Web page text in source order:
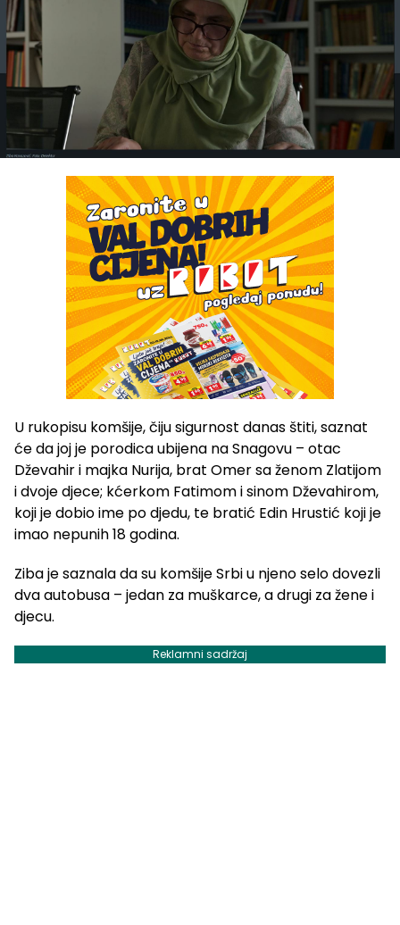
U rukopisu komšije, čiju sigurnost danas štiti, saznat
će da joj je porodica ubijena na Snagovu – otac
Dževahir i majka Nurija, brat Omer sa ženom Zlatijom
i dvoje djece; kćerkom Fatimom i sinom Dževahirom,
koji je dobio ime po djedu, te bratić Edin Hrustić koji je
imao nepunih 18 godina.
Ziba je saznala da su komšije Srbi u njeno selo dovezli
dva autobusa – jedan za muškarce, a drugi za žene i
djecu.
Reklamni sadržaj